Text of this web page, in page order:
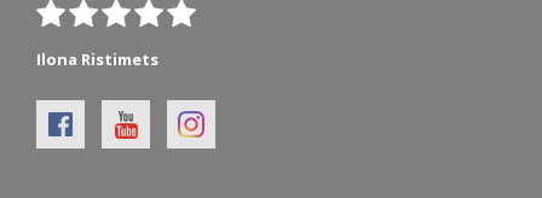
Ilona Ristimets